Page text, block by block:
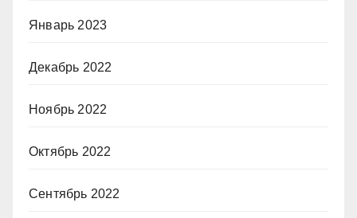
Январь 2023
Декабрь 2022
Ноябрь 2022
Октябрь 2022
Сентябрь 2022